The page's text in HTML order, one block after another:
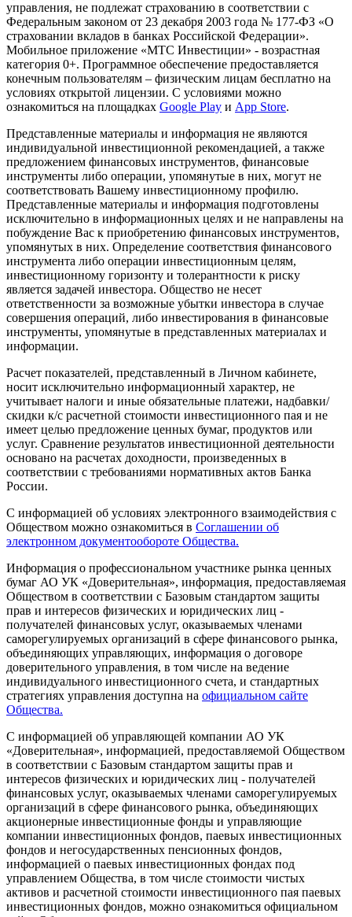
управления, не подлежат страхованию в соответствии с
Федеральным законом от 23 декабря 2003 года № 177-ФЗ «О
страховании вкладов в банках Российской Федерации».
Мобильное приложение «МТС Инвестиции» - возрастная
категория 0+. Программное обеспечение предоставляется
конечным пользователям – физическим лицам бесплатно на
условиях открытой лицензии. С условиями можно
ознакомиться на площадках Google Play и App Store.
Представленные материалы и информация не являются
индивидуальной инвестиционной рекомендацией, а также
предложением финансовых инструментов, финансовые
инструменты либо операции, упомянутые в них, могут не
соответствовать Вашему инвестиционному профилю.
Представленные материалы и информация подготовлены
исключительно в информационных целях и не направлены на
побуждение Вас к приобретению финансовых инструментов,
упомянутых в них. Определение соответствия финансового
инструмента либо операции инвестиционным целям,
инвестиционному горизонту и толерантности к риску
является задачей инвестора. Общество не несет
ответственности за возможные убытки инвестора в случае
совершения операций, либо инвестирования в финансовые
инструменты, упомянутые в представленных материалах и
информации.
Расчет показателей, представленный в Личном кабинете,
носит исключительно информационный характер, не
учитывает налоги и иные обязательные платежи, надбавки/
скидки к/с расчетной стоимости инвестиционного пая и не
имеет целью предложение ценных бумаг, продуктов или
услуг. Сравнение результатов инвестиционной деятельности
основано на расчетах доходности, произведенных в
соответствии с требованиями нормативных актов Банка
России.
С информацией об условиях электронного взаимодействия с
Обществом можно ознакомиться в Соглашении об
электронном документообороте Общества.
Информация о профессиональном участнике рынка ценных
бумаг АО УК «Доверительная», информация, предоставляемая
Обществом в соответствии с Базовым стандартом защиты
прав и интересов физических и юридических лиц -
получателей финансовых услуг, оказываемых членами
саморегулируемых организаций в сфере финансового рынка,
объединяющих управляющих, информация о договоре
доверительного управления, в том числе на ведение
индивидуального инвестиционного счета, и стандартных
стратегиях управления доступна на официальном сайте
Общества.
С информацией об управляющей компании АО УК
«Доверительная», информацией, предоставляемой Обществом
в соответствии с Базовым стандартом защиты прав и
интересов физических и юридических лиц - получателей
финансовых услуг, оказываемых членами саморегулируемых
организаций в сфере финансового рынка, объединяющих
акционерные инвестиционные фонды и управляющие
компании инвестиционных фондов, паевых инвестиционных
фондов и негосударственных пенсионных фондов,
информацией о паевых инвестиционных фондах под
управлением Общества, в том числе стоимости чистых
активов и расчетной стоимости инвестиционного пая паевых
инвестиционных фондов, можно ознакомиться официальном